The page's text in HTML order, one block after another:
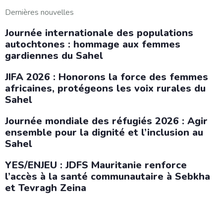
Dernières nouvelles
Journée internationale des populations
autochtones : hommage aux femmes
gardiennes du Sahel
JIFA 2026 : Honorons la force des femmes
africaines, protégeons les voix rurales du
Sahel
Journée mondiale des réfugiés 2026 : Agir
ensemble pour la dignité et l’inclusion au
Sahel
YES/ENJEU : JDFS Mauritanie renforce
l’accès à la santé communautaire à Sebkha
et Tevragh Zeina